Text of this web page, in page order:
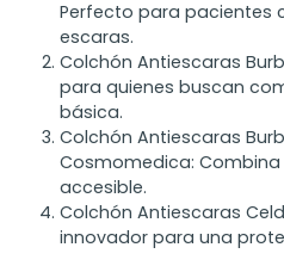
Perfecto para pacientes
escaras.
Colchón Antiescaras
para quienes buscan
básica.
Colchón Antiescaras
Cosmomedica:
accesible.
Colchón Antiescaras
innovador para una